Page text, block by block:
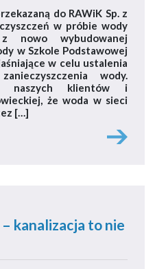
do RAWiK Sp. z
w próbie wody
nowo wybudowanej
w Szkole Podstawowej
w celu ustalenia
wody.
naszych klientów i
że woda w sieci
[…]
kanalizacja to nie